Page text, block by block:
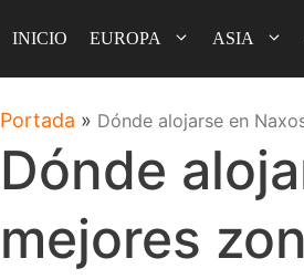
INICIO EUROPA ASIA
Portada » Dónde alojarse en
Dónde
mejores